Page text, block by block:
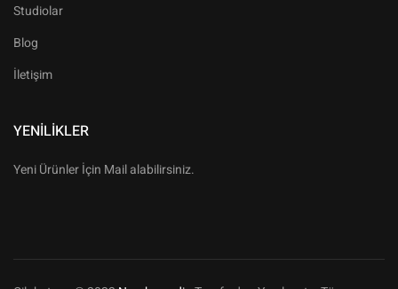
Studiolar
Blog
İletişim
YENILIKLER
Yeni Ürünler İçin Mail alabilirsiniz.